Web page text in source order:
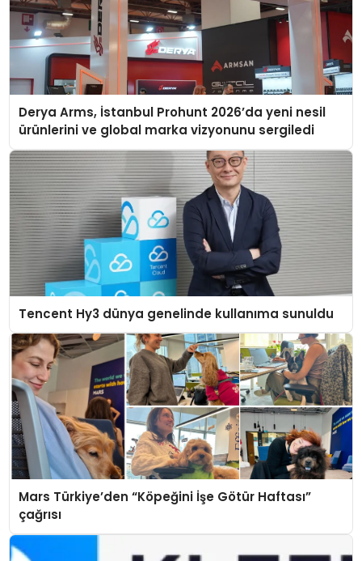
Derya Arms, İstanbul Prohunt 2026’da yeni nesil
ürünlerini ve global marka vizyonunu sergiledi
Tencent Hy3 dünya genelinde kullanıma sunuldu
Mars Türkiye’den “Köpeğini İşe Götür Haftası”
çağrısı